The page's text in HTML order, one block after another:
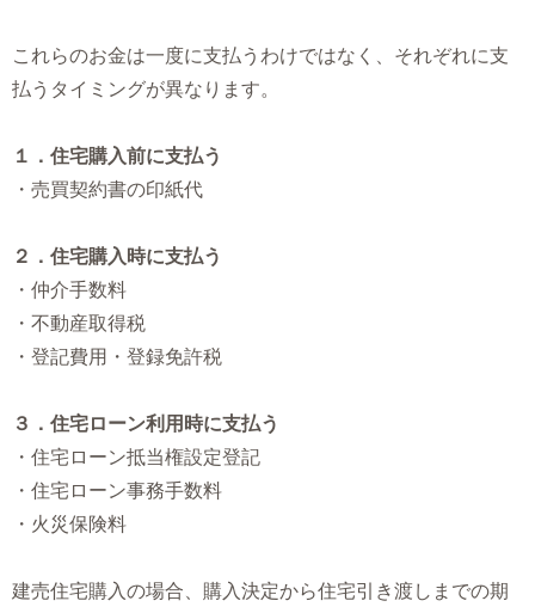
これらのお金は一度に支払うわけではなく、それぞれに支
払うタイミングが異なります。
１．住宅購入前に支払う
・売買契約書の印紙代
２．住宅購入時に支払う
・仲介手数料
・不動産取得税
・登記費用・登録免許税
３．住宅ローン利用時に支払う
・住宅ローン抵当権設定登記
・住宅ローン事務手数料
・火災保険料
建売住宅購入の場合、購入決定から住宅引き渡しまでの期